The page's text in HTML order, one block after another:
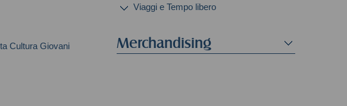
Cultura Giovani
Viaggi e Tempo libero
Merchandising